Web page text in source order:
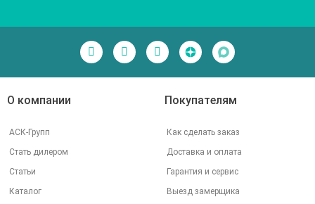
О компании
АСК-Групп
Стать дилером
Статьи
Каталог
Покупателям
Как сделать заказ
Доставка и оплата
Гарантия и сервис
Выезд замерщика